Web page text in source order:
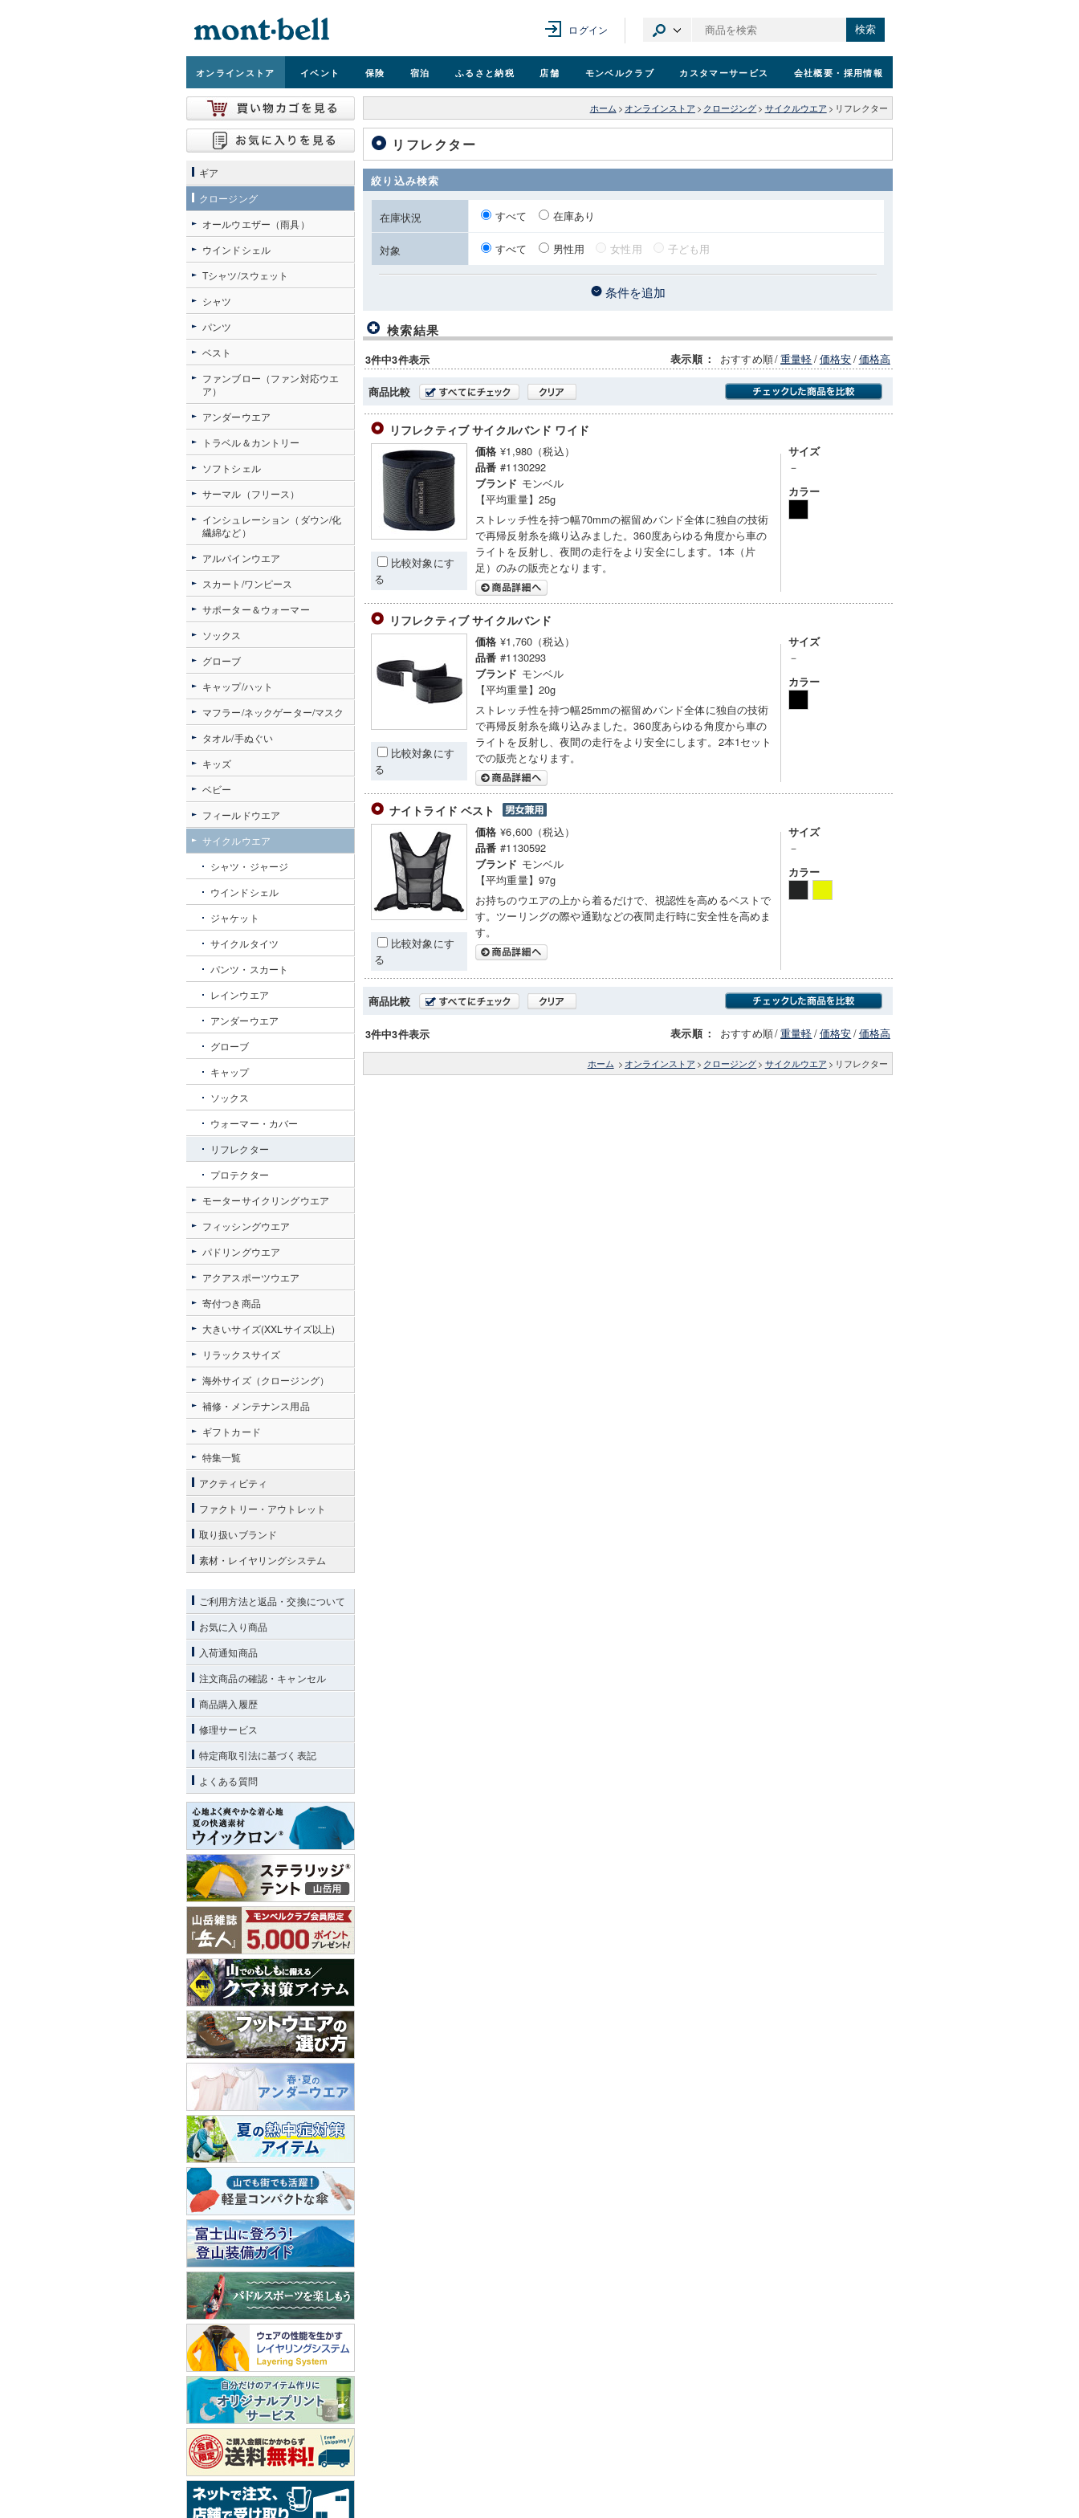
ログイン 検索
オンラインストア イベント 保険 宿泊 ふるさと納税 店舗 モンベルクラブ カスタマーサービス 会社概要 ・採用情報
ホーム > オンラインストア > クロージング > サイクルウエア > リフレクター
リフレクター
絞り込み検索
在庫状況 すべて 在庫あり
対象 すべて 男性用 女性用 子ども用
条件を追加
検索結果
3件中3件表示 表示順 ： おすすめ順/重量軽/価格安/価格高
商品比較
リフレクティブ サイクルバンド ワイド
比較対象にす
る
価格 ¥1,980（税込）
品番 #1130292
ブランド モンベル
【平均重量】25g
ストレッチ性を持つ幅70mmの裾留めバンド全体に独自の技術
で再帰反射糸を織り込みました。360度あらゆる角度から車の
ライトを反射し、夜間の走行をより安全にします。1本（片
足）のみの販売となります。
サイズ
－
カラー
リフレクティブ サイクルバンド
比較対象にす
る
価格 ¥1,760（税込）
品番 #1130293
ブランド モンベル
【平均重量】20g
ストレッチ性を持つ幅25mmの裾留めバンド全体に独自の技術
で再帰反射糸を織り込みました。360度あらゆる角度から車の
ライトを反射し、夜間の走行をより安全にします。2本1セット
での販売となります。
サイズ
－
カラー
ナイトライド ベスト
比較対象にす
る
価格 ¥6,600（税込）
品番 #1130592
ブランド モンベル
【平均重量】97g
お持ちのウエアの上から着るだけで、視認性を高めるベストで
す。ツーリングの際や通勤などの夜間走行時に安全性を高めま
す。
サイズ
－
カラー
商品比較
3件中3件表示 表示順 ： おすすめ順/重量軽/価格安/価格高
ホーム > オンラインストア > クロージング > サイクルウエア > リフレクター
ギア
クロージング
オールウエザー（雨具）
ウインドシェル
Tシャツ/スウェット
シャツ
パンツ
ベスト
ファンブロー（ファン対応ウエ
ア）
アンダーウエア
トラベル＆カントリー
ソフトシェル
サーマル（フリース）
インシュレーション（ダウン/化
繊綿など）
アルパインウエア
スカート/ワンピース
サポーター＆ウォーマー
ソックス
グローブ
キャップ/ハット
マフラー/ネックゲーター/マスク
タオル/手ぬぐい
キッズ
ベビー
フィールドウエア
サイクルウエア
シャツ・ジャージ
ウインドシェル
ジャケット
サイクルタイツ
パンツ・スカート
レインウエア
アンダーウエア
グローブ
キャップ
ソックス
ウォーマー・カバー
リフレクター
プロテクター
モーターサイクリングウエア
フィッシングウエア
パドリングウエア
アクアスポーツウエア
寄付つき商品
大きいサイズ(XXLサイズ以上)
リラックスサイズ
海外サイズ（クロージング）
補修・メンテナンス用品
ギフトカード
特集一覧
アクティビティ
ファクトリー・アウトレット
取り扱いブランド
素材・レイヤリングシステム
ご利用方法と返品・交換について
お気に入り商品
入荷通知商品
注文商品の確認・キャンセル
商品購入履歴
修理サービス
特定商取引法に基づく表記
よくある質問